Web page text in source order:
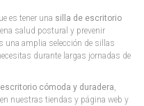
es tener una silla de escritorio
salud postural y prevenir
una amplia selección de sillas
durante largas jornadas de
cómoda y duradera,
nuestras tiendas y página web y